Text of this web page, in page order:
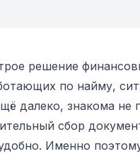
решение
по найму,
далеко, знакома
сбор
Именно